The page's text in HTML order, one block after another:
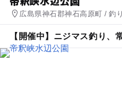
広島県神石郡神石高原町 / 釣
【開催中】ニジマス釣り、
単にすぐ釣れる』